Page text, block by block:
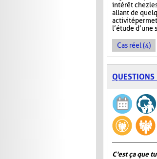
intérêt chez
allant de
activité
l’étude
Cas réel (4)
QUESTIONS
C'est ça que